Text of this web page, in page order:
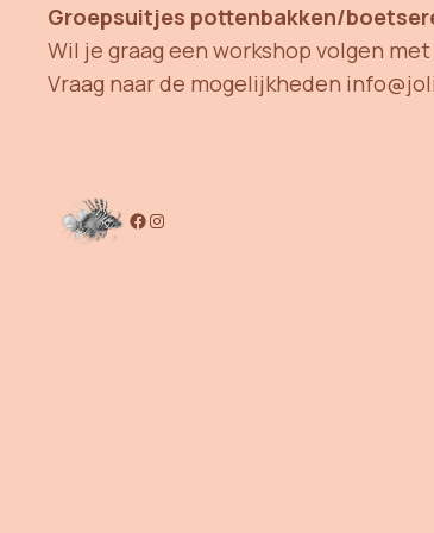
Groepsuitjes pottenbakken/
Wil je graag een workshop volgen
Vraag naar de mogelijkheden
Facebook Instagram